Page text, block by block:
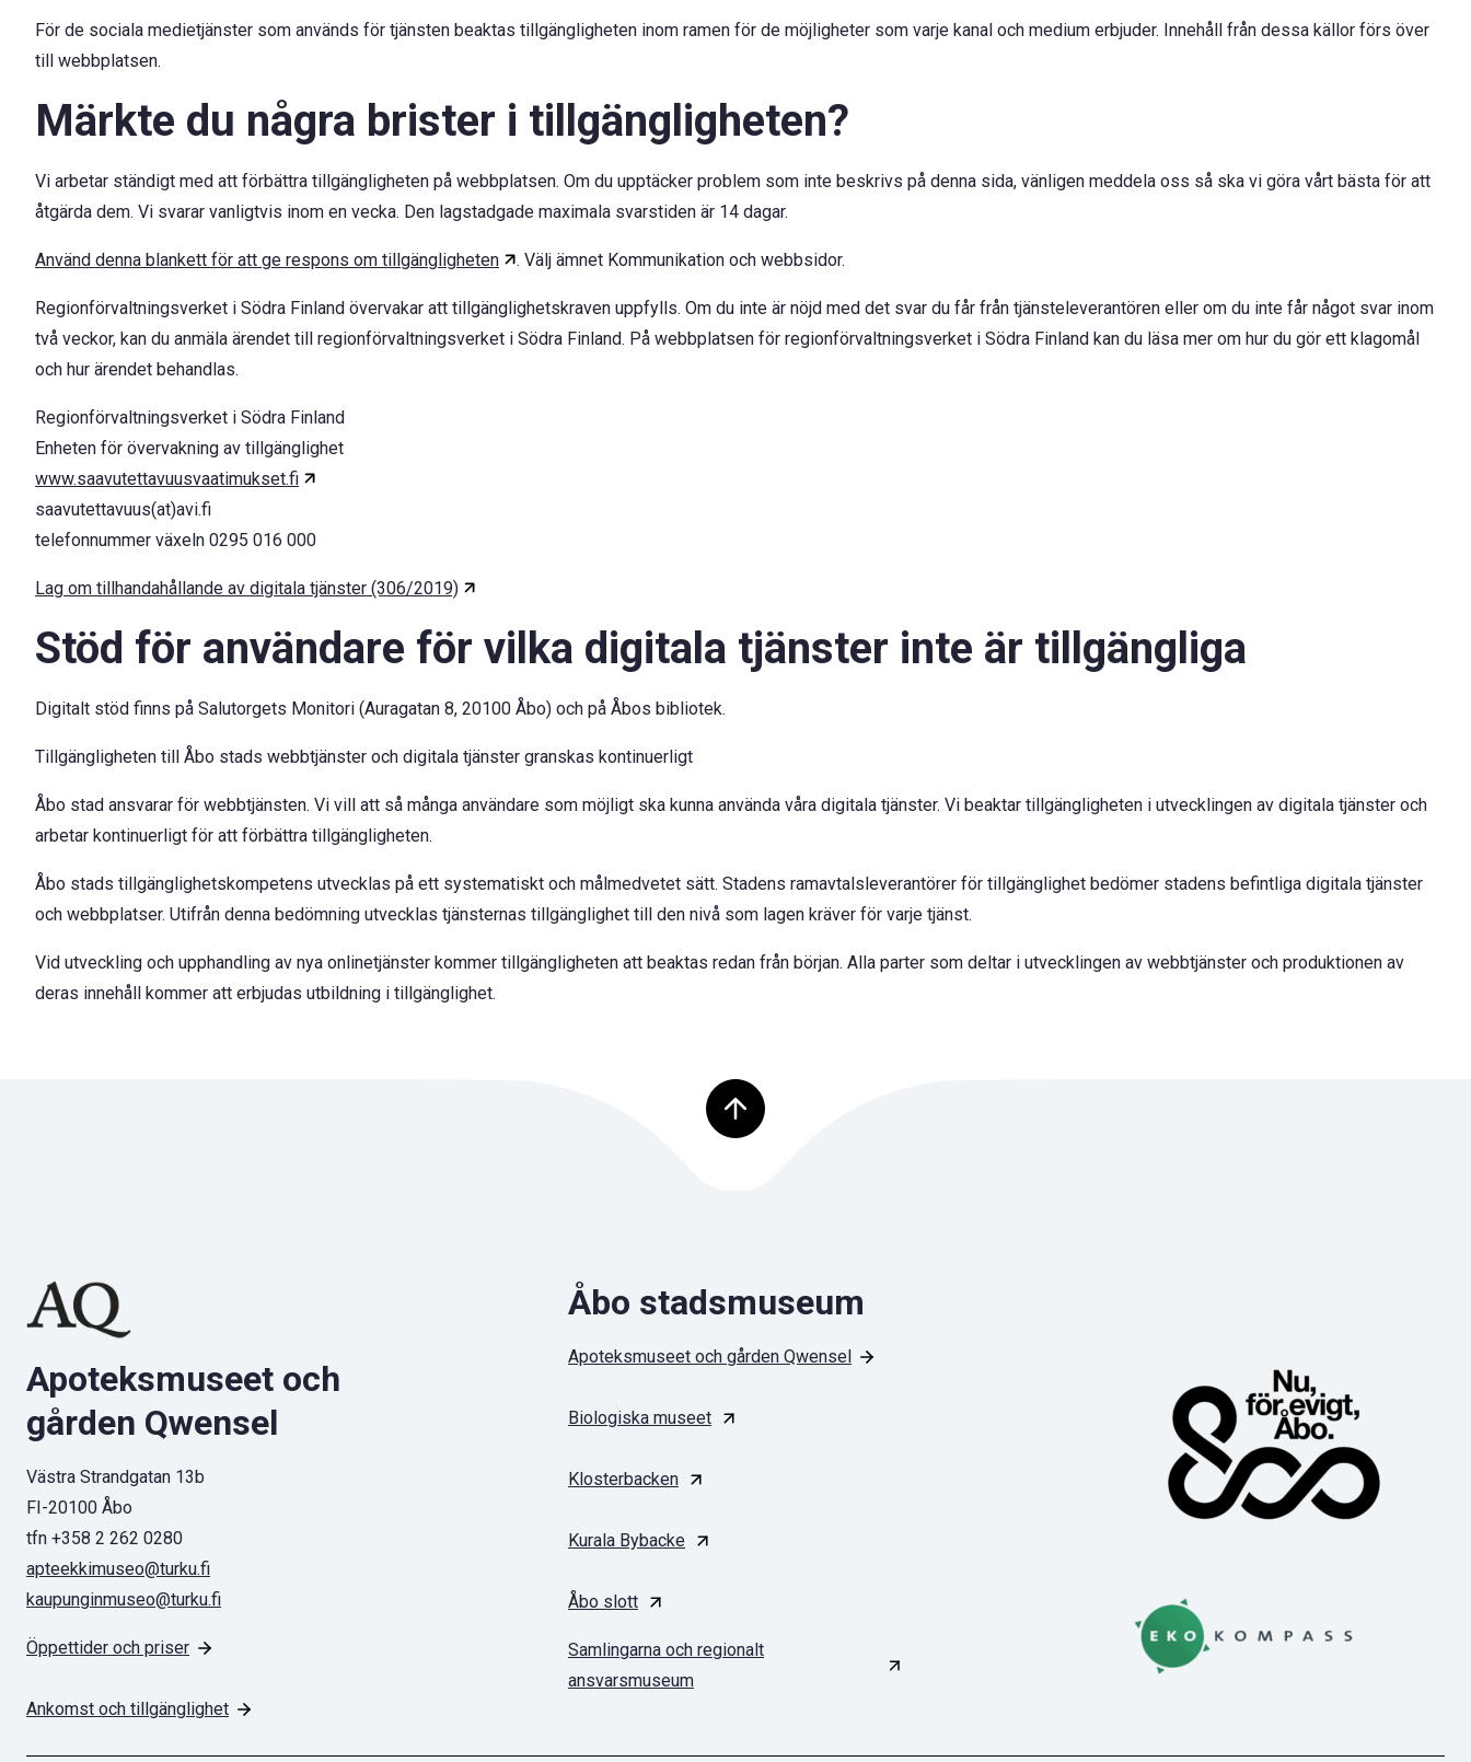
För de sociala medietjänster som används för tjänsten beaktas tillgängligheten inom ramen för de möjligheter som varje kanal och medium erbjuder. Innehåll från dessa källor förs över
till webbplatsen.
Märkte du några brister i tillgängligheten?
Vi arbetar ständigt med att förbättra tillgängligheten på webbplatsen. Om du upptäcker problem som inte beskrivs på denna sida, vänligen meddela oss så ska vi göra vårt bästa för att
åtgärda dem. Vi svarar vanligtvis inom en vecka. Den lagstadgade maximala svarstiden är 14 dagar.
Använd denna blankett för att ge respons om tillgängligheten . Välj ämnet Kommunikation och webbsidor.
Regionförvaltningsverket i Södra Finland övervakar att tillgänglighetskraven uppfylls. Om du inte är nöjd med det svar du får från tjänsteleverantören eller om du inte får något svar inom
två veckor, kan du anmäla ärendet till regionförvaltningsverket i Södra Finland. På webbplatsen för regionförvaltningsverket i Södra Finland kan du läsa mer om hur du gör ett klagomål
och hur ärendet behandlas.
Regionförvaltningsverket i Södra Finland
Enheten för övervakning av tillgänglighet
www.saavutettavuusvaatimukset.fi
saavutettavuus(at)avi.fi
telefonnummer växeln 0295 016 000
Lag om tillhandahållande av digitala tjänster (306/2019)
Stöd för användare för vilka digitala tjänster inte är tillgängliga
Digitalt stöd finns på Salutorgets Monitori (Auragatan 8, 20100 Åbo) och på Åbos bibliotek.
Tillgängligheten till Åbo stads webbtjänster och digitala tjänster granskas kontinuerligt
Åbo stad ansvarar för webbtjänsten. Vi vill att så många användare som möjligt ska kunna använda våra digitala tjänster. Vi beaktar tillgängligheten i utvecklingen av digitala tjänster och
arbetar kontinuerligt för att förbättra tillgängligheten.
Åbo stads tillgänglighetskompetens utvecklas på ett systematiskt och målmedvetet sätt. Stadens ramavtalsleverantörer för tillgänglighet bedömer stadens befintliga digitala tjänster
och webbplatser. Utifrån denna bedömning utvecklas tjänsternas tillgänglighet till den nivå som lagen kräver för varje tjänst.
Vid utveckling och upphandling av nya onlinetjänster kommer tillgängligheten att beaktas redan från början. Alla parter som deltar i utvecklingen av webbtjänster och produktionen av
deras innehåll kommer att erbjudas utbildning i tillgänglighet.
Tillbaka upp
Apoteksmuseet och
gården Qwensel
Västra Strandgatan 13b
FI-20100 Åbo
tfn +358 2 262 0280
apteekkimuseo@turku.fi
kaupunginmuseo@turku.fi
Öppettider och priser
Ankomst och tillgänglighet
Åbo stadsmuseum
Apoteksmuseet och gården Qwensel
Biologiska museet
Klosterbacken
Kurala Bybacke
Åbo slott
Samlingarna och regionalt
ansvarsmuseum